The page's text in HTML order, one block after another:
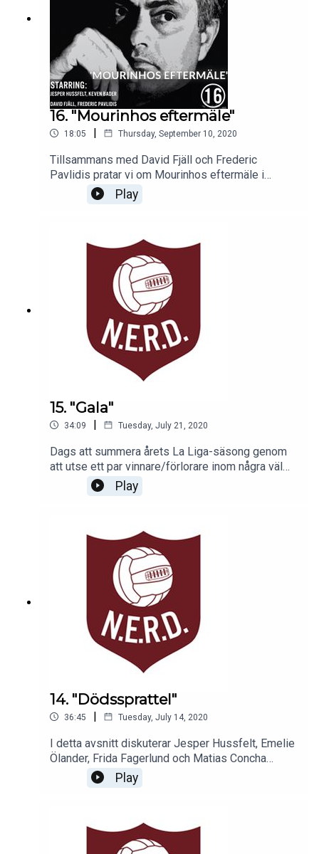
16. "Mourinhos eftermäle"
18:05 | Thursday, September 10, 2020
Tillsammans med David Fjäll och Frederic
Pavlidis pratar vi om Mourinhos eftermäle i
Chelsea. Ett längre snack med dessa herrar får ni
imorgon. I det avsnittet pratar vi om Chelsea i
Play
15. "Gala"
34:09 | Tuesday, July 21, 2020
Dags att summera årets La Liga-säsong genom
att utse ett par vinnare/förlorare inom några väl
valda kategorier med Jesper Hussfelt, Alexandra
Jonson, Christopher Kviborg och Marcelo
Play
14. "Dödssprattel"
36:45 | Tuesday, July 14, 2020
I detta avsnitt diskuterar Jesper Hussfelt, Emelie
Ölander, Frida Fagerlund och Matias Concha
Arsenal och Tottenhams nuvarande situationer,
CL-kampen + bottenstriden i Premier League och
Play